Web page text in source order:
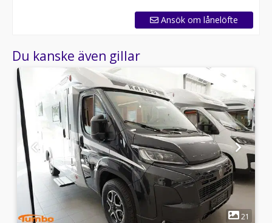
Ansök om lånelöfte
Du kanske även gillar
1
21